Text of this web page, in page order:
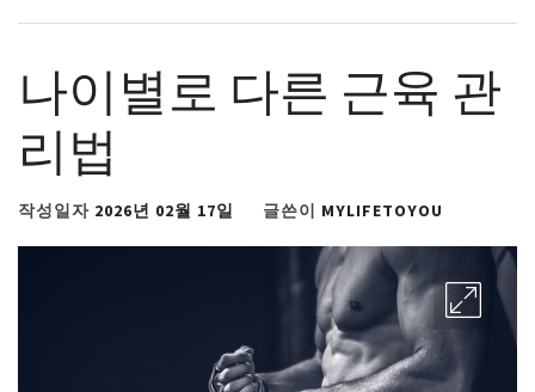
나이별로 다른 근육 관
리법
작성일자 2026년 02월 17일 글쓴이 MYLIFETOYOU